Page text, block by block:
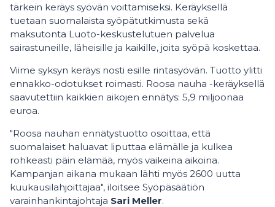
tärkein keräys syövän voittamiseksi. Keräyksellä
tuetaan suomalaista syöpätutkimusta sekä
maksutonta Luoto-keskustelutuen palvelua
sairastuneille, läheisille ja kaikille, joita syöpä koskettaa.
Viime syksyn keräys nosti esille rintasyövän. Tuotto ylitti
ennakko-odotukset roimasti. Roosa nauha -keräyksellä
saavutettiin kaikkien aikojen ennätys: 5,9 miljoonaa
euroa.
"Roosa nauhan ennätystuotto osoittaa, että
suomalaiset haluavat liputtaa elämälle ja kulkea
rohkeasti päin elämää, myös vaikeina aikoina.
Kampanjan aikana mukaan lähti myös 2600 uutta
kuukausilahjoittajaa", iloitsee Syöpäsäätiön
varainhankintajohtaja Sari Meller.